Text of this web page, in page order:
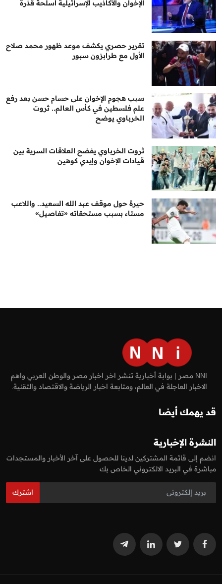
الإخوان والأكاذيب الإسرائيلية أسلحة قذرة
تقرير حصري يكشف موعد ظهور محمد صلاح
الأول مع طرابزون سبور
سبب هجوم الإخوان على حسام حسن بعد رفع
علم فلسطين في كأس العالم.. ثروت
الخرباوي يوضح
ثروت الخرباوي يفضح العلاقات السرية بين
قيادات الإخوان وإيدي كوهين
حيرة حول موقف عبد الله السعيد.. واللاعب
مستاء بسبب مستحقاته «تفاصيل»
NNI مصر | بوابة أخبارية تنشر اخر اخبار مصر والوطن العربي واهم
الاخبار العاجلة في العالم، ومتابعة اخبار الرياضة والاقتصاد والتقنية.
قد يهمك أيضا
النشرة الإخبارية
انضم إلى قائمة المشتركين لدينا للحصول على آخر الأخبار والمستجدات
مباشرة في البريد الالكتروني الخاص بك
اشترك